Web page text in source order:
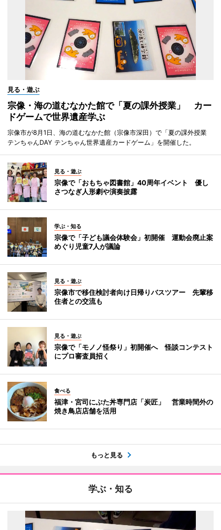
見る・遊ぶ
宗像・海の道むなかた館で「夏の課外授業」 カー
ドゲームで世界遺産学ぶ
宗像市が8月1日、海の道むなかた館（宗像市深田）で「夏の課外授業
テンちゃんDAY テンちゃん世界遺産カードゲーム」を開催した。
見る・遊ぶ
宗像で「おもちゃ図書館」40周年イベント 優し
さつなぎ人形劇や演奏披露
学ぶ・知る
宗像で「子ども議会体験会」初開催 運動会廃止案
めぐり児童7人が議論
見る・遊ぶ
宗像市で移住検討者向け日帰りバスツアー 先輩移
住者との交流も
見る・遊ぶ
宗像で「モノノ怪祭り」初開催へ 怪談コンテスト
にプロ審査員招く
食べる
福津・宮司にぶた丼専門店「炭匠」 営業時間外の
焼き鳥店店舗を活用
もっと見る
学ぶ・知る